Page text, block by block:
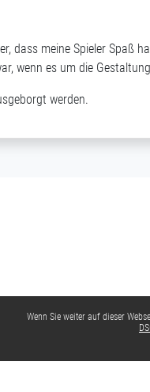
Wenn Sie weiter auf dieser
dass meine Spieler Spaß
wenn es um die
werden.